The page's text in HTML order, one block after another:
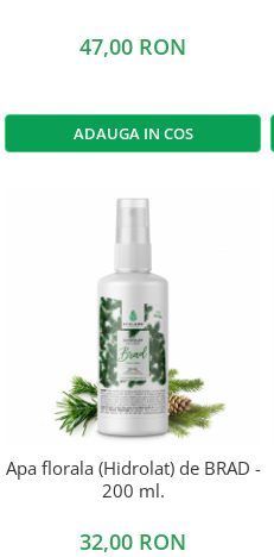
47,00 RON
ADAUGA IN COS
Apa florala (Hidrolat) de BRAD -
200 ml.
32,00 RON